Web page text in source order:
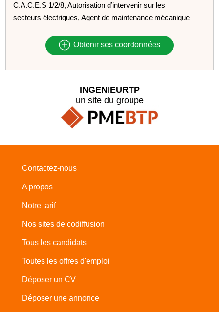
C.A.C.E.S 1/2/8, Autorisation d’intervenir sur les
secteurs électriques, Agent de maintenance mécanique
Obtenir ses coordonnées
INGENIEURTP
un site du groupe
Contactez-nous
A propos
Notre tarif
Nos sites de codiffusion
Tous les candidats
Toutes les offres d'emploi
Déposer un CV
Déposer une annonce